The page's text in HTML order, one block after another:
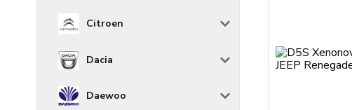
Citroen
Dacia
Daewoo